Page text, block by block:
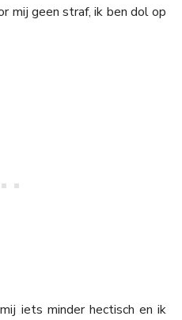
mij geen straf, ik ben dol op
iets minder hectisch en ik